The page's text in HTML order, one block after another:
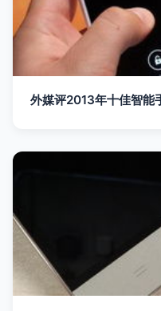
外媒评2013年十佳智能